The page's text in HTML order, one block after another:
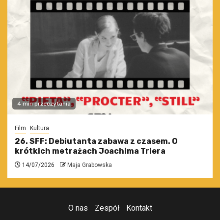
4 min przeczytania
Film Kultura
26. SFF: Debiutanta zabawa z czasem. O
krótkich metrażach Joachima Triera
14/07/2026 Maja Grabowska
O nas Zespół Kontakt